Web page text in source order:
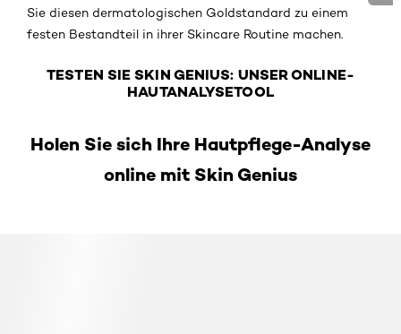
Sie diesen dermatologischen Goldstandard zu einem
festen Bestandteil in ihrer Skincare Routine machen.
TESTEN SIE SKIN GENIUS: UNSER ONLINE-
HAUTANALYSETOOL
Holen Sie sich Ihre Hautpflege-Analyse
online mit Skin Genius